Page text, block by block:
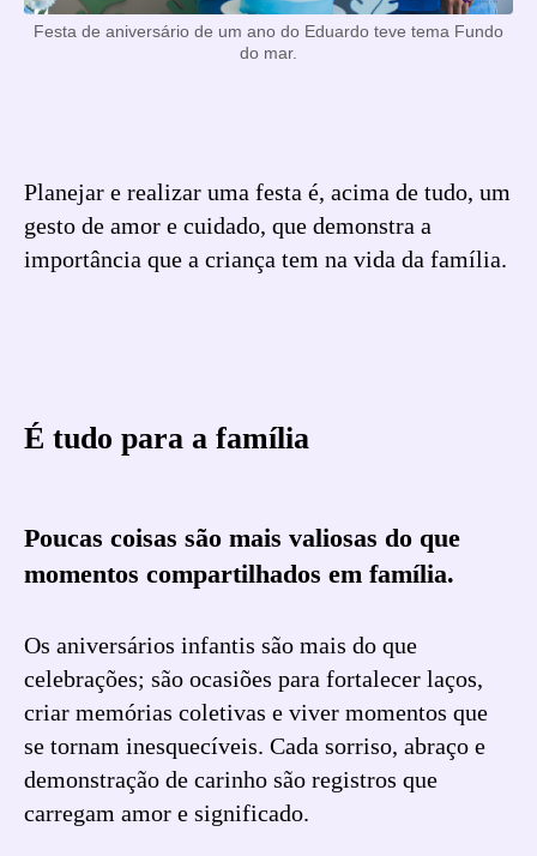
Festa de aniversário de um ano do Eduardo teve tema Fundo
do mar.
Planejar e realizar uma festa é, acima de tudo, um
gesto de amor e cuidado, que demonstra a
importância que a criança tem na vida da família.
É tudo para a família
Poucas coisas são mais valiosas do que
momentos compartilhados em família.
Os aniversários infantis são mais do que
celebrações; são ocasiões para fortalecer laços,
criar memórias coletivas e viver momentos que
se tornam inesquecíveis. Cada sorriso, abraço e
demonstração de carinho são registros que
carregam amor e significado.